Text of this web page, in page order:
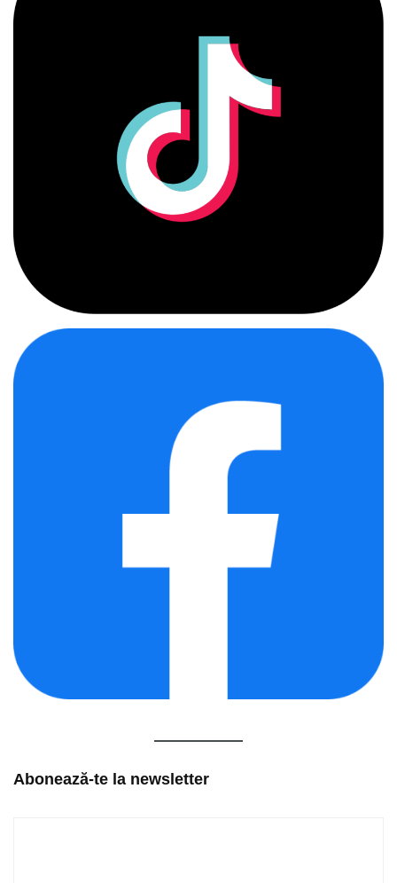
Abonează-te la newsletter